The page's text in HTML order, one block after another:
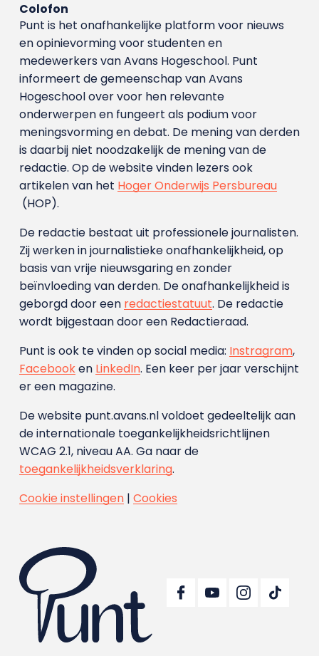
Colofon
Punt is het onafhankelijke platform voor nieuws
en opinievorming voor studenten en
medewerkers van Avans Hoge­school. Punt
informeert de gemeenschap van Avans
Hogeschool over voor hen relevante
onderwerpen en fungeert als podium voor
meningsvorming en debat. De mening van derden
is daarbij niet noodzakelijk de mening van de
redactie. Op de website vinden lezers ook
artikelen van het Hoger Onderwijs Persbureau
(HOP).
De redactie bestaat uit professionele journalisten.
Zij werken in journalistieke onafhankelijkheid, op
basis van vrije nieuwsgaring en zonder
beïnvloeding van derden. De onafhankelijkheid is
geborgd door een redactiestatuut. De redactie
wordt bijgestaan door een Redactieraad.
Punt is ook te vinden op social media: Instragram,
Facebooken LinkedIn. Een keer per jaar verschijnt
er een magazine.
De website punt.avans.nl voldoet gedeeltelijk aan
de internationale toegankelijkheidsrichtlijnen
WCAG 2.1, niveau AA. Ga naar de
toegankelijkheidsverklaring.
Cookie instellingen| Cookies